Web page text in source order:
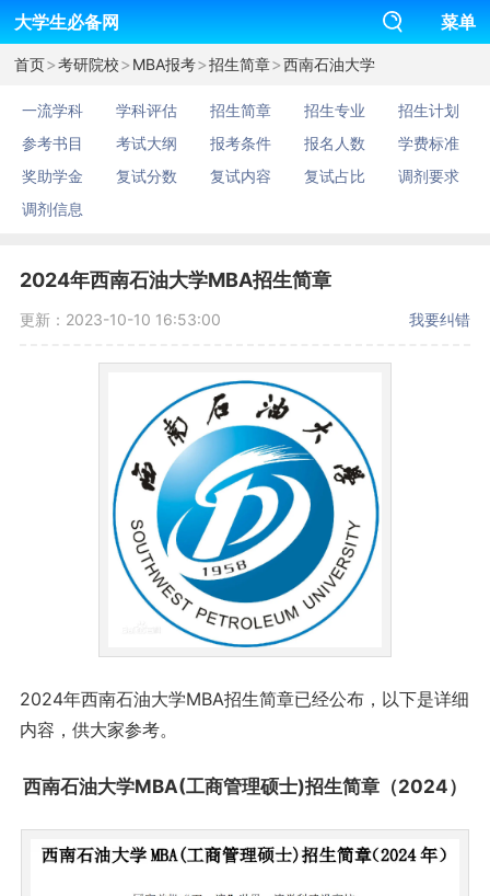
大学生必备网 菜单
首页>考研院校>MBA报考>招生简章>西南石油大学
一流学科 学科评估 招生简章 招生专业
招生计划
参考书目
考试大纲 报考条件 报名人数
学费标准
奖助学金
复试分数 复试内容 复试占比
调剂要求
调剂信息
2024年西南石油大学MBA招生简章
更新：2023-10-10 16:53:00 我要纠错
2024年西南石油大学MBA招生简章已经公布，以下是详细
内容，供大家参考。
西南石油大学MBA(工商管理硕士)招生简章（2024）